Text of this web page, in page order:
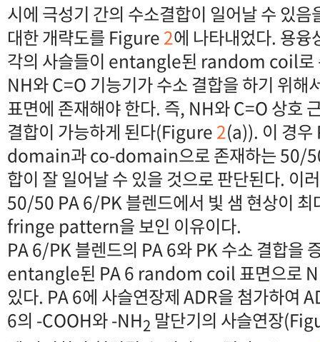
시에 극성기 간의 수소결합이 일어날 수 있음
대한 개략도를 Figure2에 나타내었다. 용
각의 사슬들이 entangle된 random coil로
NH와 C=O 기능기가 수소 결합을 하기 위
표면에 존재해야 한다. 즉, NH와 C=O 상호
결합이 가능하게 된다(Figure2(a)). 이 경우
domain과 co-domain으로 존재하는 50/
합이 잘 일어날 수 있을 것으로 판단된다. 이
50/50 PA 6/PK 블렌드에서 빛 샘 현상이
fringe pattern을 보인 이유이다.
PA 6/PK 블렌드의 PA 6와 PK 수소 결합을
entangle된 PA 6 random coil 표면으로
있다. PA 6에 사슬연장제 ADR을 첨가하여
6의 -COOH와 -NH2 말단기의 사슬연장